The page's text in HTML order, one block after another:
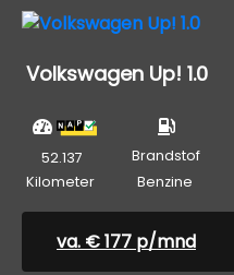
Volkswagen Up! 1.0
52.137
Kilometer
Brandstof
Benzine
va. €177 p/mnd